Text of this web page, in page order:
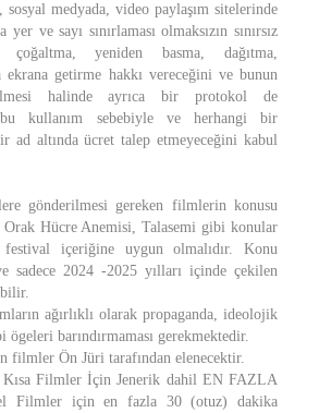
sosyal medyada, video paylaşım sitelerinde
ve sayı sınırlaması olmaksızın sınırsız
çoğaltma, yeniden basma, dağıtma,
ekrana getirme hakkı vereceğini ve bunun
halinde ayrıca bir protokol de
bu kullanım sebebiyle ve herhangi bir
ad altında ücret talep etmeyeceğini kabul
gönderilmesi gereken filmlerin konusu
Orak Hücre Anemisi, Talasemi gibi konular
içeriğine uygun olmalıdır. Konu
sadece 2024 -2025 yılları içinde çekilen
ağırlıklı olarak propaganda, ideolojik
ögeleri barındırmaması gerekmektedir.
filmler Ön Jüri tarafından elenecektir.
Filmler İçin Jenerik dahil EN FAZLA
Filmler için en fazla 30 (otuz) dakika